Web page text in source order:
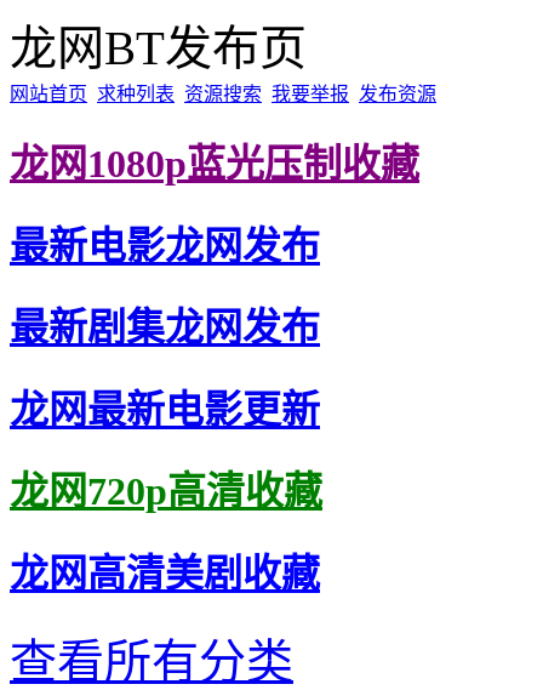
龙网BT发布页
网站首页 求种列表 资源搜索 我要举报 发布资源
龙网1080p蓝光压制收藏
最新电影龙网发布
最新剧集龙网发布
龙网最新电影更新
龙网720p高清收藏
龙网高清美剧收藏
查看所有分类